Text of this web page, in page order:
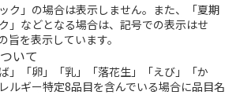
ク」の場合は表示しません。また、「夏期
」などとなる場合は、記号での表示はせ
旨を表示しています。
いて
」「卵」「乳」「落花生」「えび」「か
ルギー特定8品目を含んでいる場合に品目名